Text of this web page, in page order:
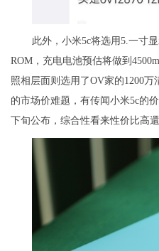
此外，小米5c将选用5.一寸
ROM，充电电池预估将做到
照相层面则选用了OV家的1200
的市场价难题，有传闻小米5c的
下旬公布，综合性看来性价比高